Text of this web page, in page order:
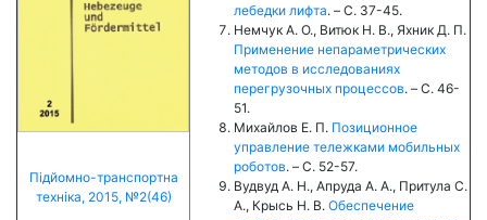
Підйомно-транспортна
техніка, 2015, №2(46)
лебедки лифта. – C. 37-45.
Немчук А. О., Витюк Н. В., Яхник Д. П.
Применение непараметрических
методов в исследованиях
перегрузочных процессов. – C. 46-
51.
Михайлов Е. П. Позиционное
управление тележками мобильных
роботов. – C. 52-57.
Вудвуд А. Н., Апруда А. А., Притула С.
А., Крысь Н. В. Обеспечение